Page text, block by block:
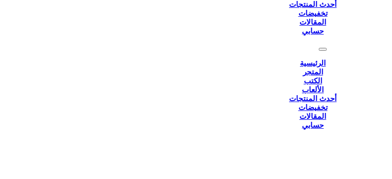
أحدث المنتجات
تخفيضات
المقالات
حسابي
الرئيسية
المتجر
الكتب
الألعاب
أحدث المنتجات
تخفيضات
المقالات
حسابي